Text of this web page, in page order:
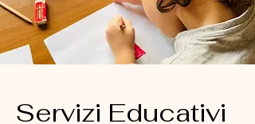
Servizi Educativi